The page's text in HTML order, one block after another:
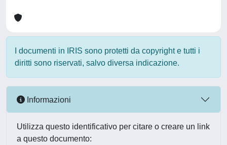
I documenti in IRIS sono protetti da copyright e tutti i
diritti sono riservati, salvo diversa indicazione.
Informazioni
Utilizza questo identificativo per citare o creare un link
a questo documento: